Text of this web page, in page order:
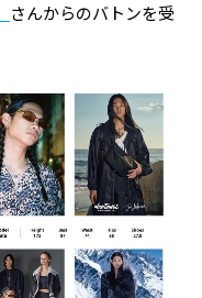
さんからのバトンを受